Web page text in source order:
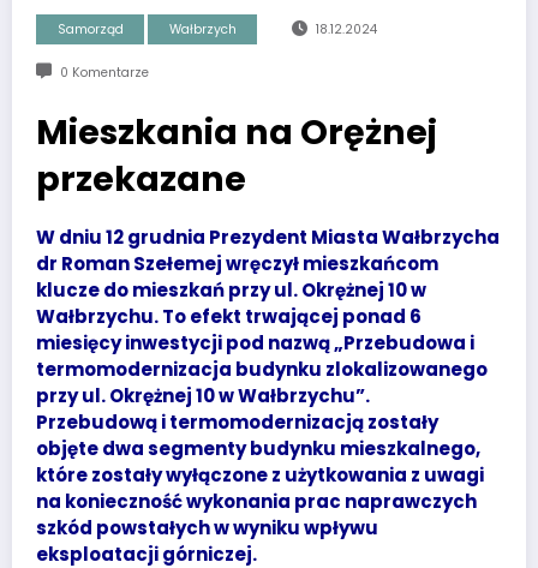
Samorząd Wałbrzych 18.12.2024
0 Komentarze
Mieszkania na Orężnej
przekazane
W dniu 12 grudnia Prezydent Miasta Wałbrzycha
dr Roman Szełemej wręczył mieszkańcom
klucze do mieszkań przy ul. Okrężnej 10 w
Wałbrzychu. To efekt trwającej ponad 6
miesięcy inwestycji pod nazwą „Przebudowa i
termomodernizacja budynku zlokalizowanego
przy ul. Okrężnej 10 w Wałbrzychu”.
Przebudową i termomodernizacją zostały
objęte dwa segmenty budynku mieszkalnego,
które zostały wyłączone z użytkowania z uwagi
na konieczność wykonania prac naprawczych
szkód powstałych w wyniku wpływu
eksploatacji górniczej.